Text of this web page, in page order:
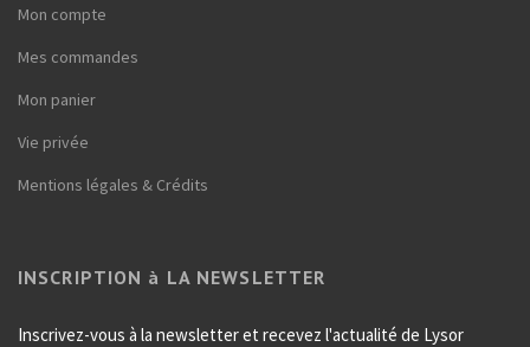
Mon compte
Mes commandes
Mon panier
Vie privée
Mentions légales & Crédits
INSCRIPTION à LA NEWSLETTER
Inscrivez-vous à la newsletter et recevez l'actualité de Lysor